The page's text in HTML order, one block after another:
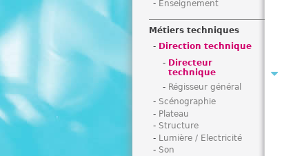
Enseignement
Métiers techniques
Direction technique
Directeur
technique
Régisseur général
Scénographie
Plateau
Structure
Lumière / Electricité
Son